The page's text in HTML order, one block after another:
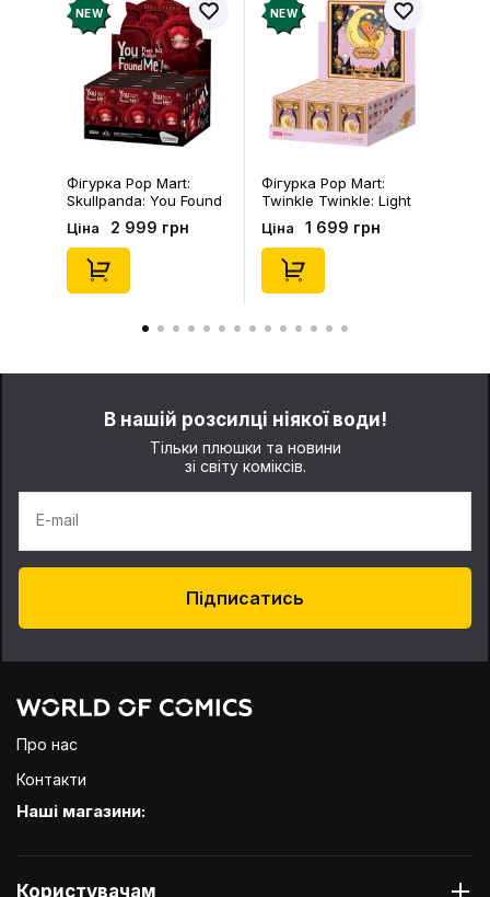
NEW
Фігурка Pop Mart:
Skullpanda: You Found
Me!: Plush Doll Pendant
Series (Blind Box: 1 з
10) (Secret Edition),
(29347)
Ціна 2 999 грн
NEW
Фігурка Pop Mart:
Twinkle Twinkle: Light
Up: Scene Sets Series
(Blind Box: 1 з 10)
(Secret Edition),
(21372)
Ціна 1 699 грн
В нашій розсилці ніякої води!
Тільки плюшки та новини
зі світу коміксів.
E-mail
Підписатись
Про нас
Контакти
Наші магазини:
Користувачам